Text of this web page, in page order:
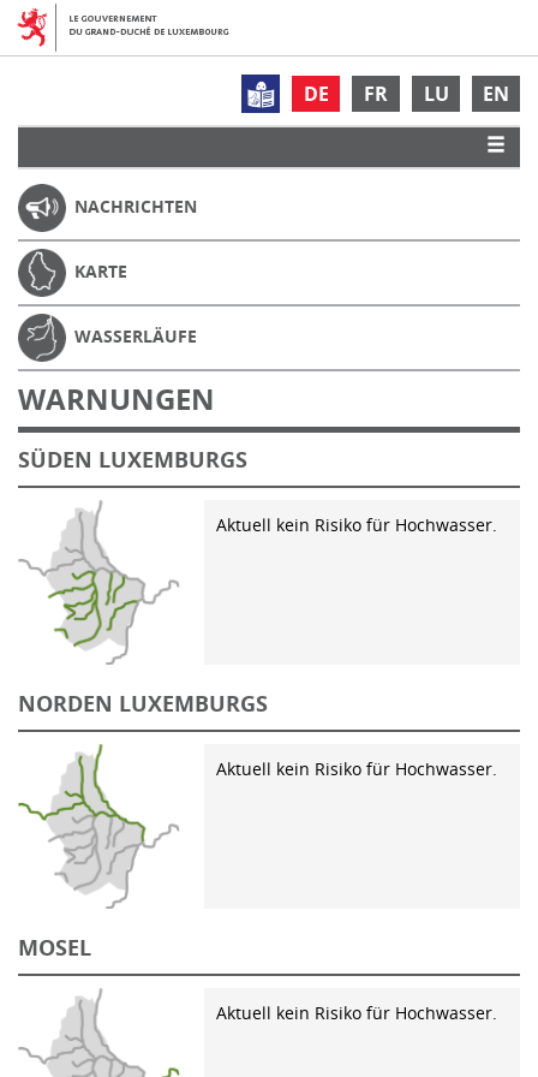
DE FR LU EN
NACHRICHTEN
KARTE
WASSERLÄUFE
WARNUNGEN
SÜDEN LUXEMBURGS
Aktuell kein Risiko für Hochwasser.
NORDEN LUXEMBURGS
Aktuell kein Risiko für Hochwasser.
MOSEL
Aktuell kein Risiko für Hochwasser.